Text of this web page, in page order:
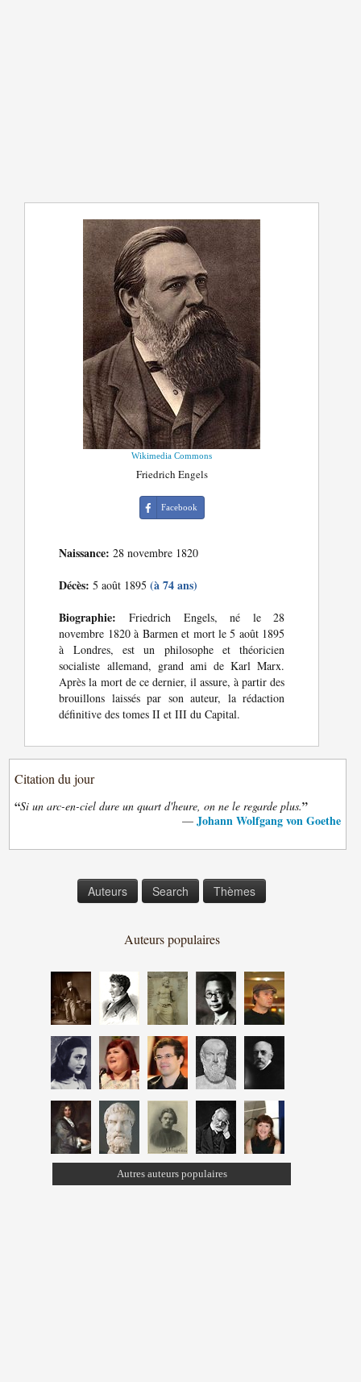
Wikimedia Commons
Friedrich Engels
Facebook
Naissance: 28 novembre 1820
Décès: 5 août 1895(à 74 ans)
Biographie: Friedrich Engels, né le 28
novembre 1820 à Barmen et mort le 5 août 1895
à Londres, est un philosophe et théoricien
socialiste allemand, grand ami de Karl Marx.
Après la mort de ce dernier, il assure, à partir des
brouillons laissés par son auteur, la rédaction
définitive des tomes II et III du Capital.
Citation du jour
“Si un arc-en-ciel dure un quart d'heure, on ne le regarde plus.”
— Johann Wolfgang von Goethe
Auteurs Search Thèmes
Auteurs populaires
Autres auteurs populaires